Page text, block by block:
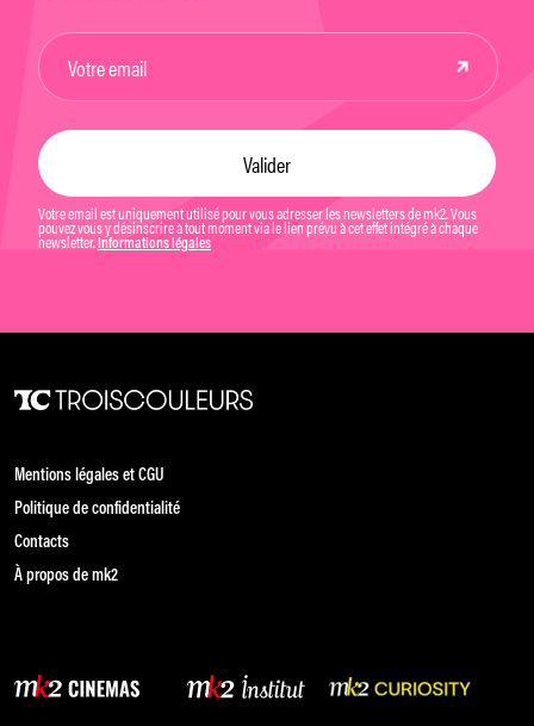
Votre email est uniquement utilisé pour vous adresser les newsletters de mk2. Vous
pouvez vous y désinscrire à tout moment via le lien prévu à cet effet intégré à chaque
newsletter. Informations légales
Mentions légales et CGU
Politique de confidentialité
Contacts
À propos de mk2